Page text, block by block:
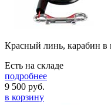
Красный линь, карабин в
Есть на складе
подробнее
9 500 руб.
в корзину